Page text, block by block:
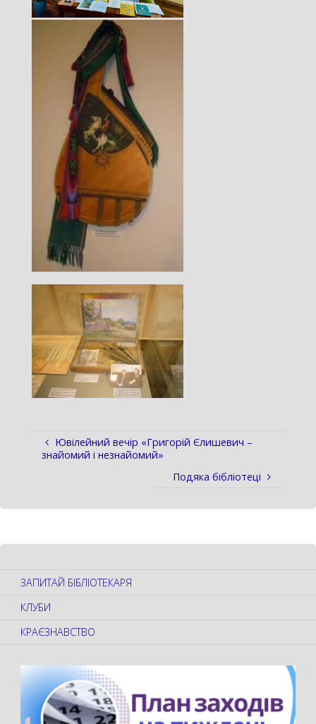
Ювілейний вечір «Григорій Єлишевич –
знайомий і незнайомий»
Подяка бібліотеці
ЗАПИТАЙ БІБЛІОТЕКАРЯ
КЛУБИ
КРАЄЗНАВСТВО